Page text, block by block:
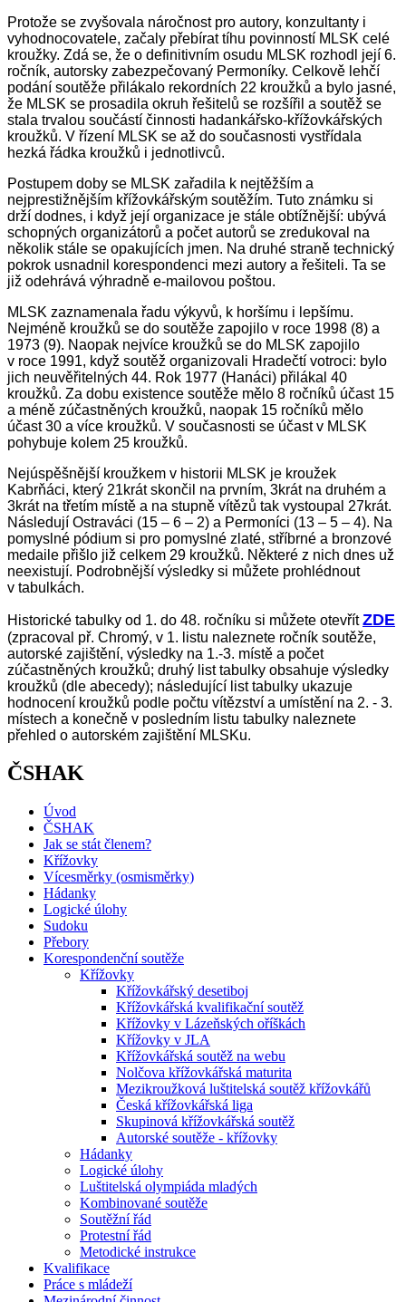
Protože se zvyšovala náročnost pro autory, konzultanty i
vyhodnocovatele, začaly přebírat tíhu povinností MLSK celé
kroužky. Zdá se, že o definitivním osudu MLSK rozhodl její 6.
ročník, autorsky zabezpečovaný Permoníky. Celkově lehčí
podání soutěže přilákalo rekordních 22 kroužků a bylo jasné,
že MLSK se prosadila okruh řešitelů se rozšířil a soutěž se
stala trvalou součástí činnosti hadankářsko-křížovkářských
kroužků. V řízení MLSK se až do současnosti vystřídala
hezká řádka kroužků i jednotlivců.
Postupem doby se MLSK zařadila k nejtěžším a
nejprestižnějším křížovkářským soutěžím. Tuto známku si
drží dodnes, i když její organizace je stále obtížnější: ubývá
schopných organizátorů a počet autorů se zredukoval na
několik stále se opakujících jmen. Na druhé straně technický
pokrok usnadnil korespondenci mezi autory a řešiteli. Ta se
již odehrává výhradně e-mailovou poštou.
MLSK zaznamenala řadu výkyvů, k horšímu i lepšímu.
Nejméně kroužků se do soutěže zapojilo v roce 1998 (8) a
1973 (9). Naopak nejvíce kroužků se do MLSK zapojilo
v roce 1991, když soutěž organizovali Hradečtí votroci: bylo
jich neuvěřitelných 44. Rok 1977 (Hanáci) přilákal 40
kroužků. Za dobu existence soutěže mělo 8 ročníků účast 15
a méně zúčastněných kroužků, naopak 15 ročníků mělo
účast 30 a více kroužků. V současnosti se účast v MLSK
pohybuje kolem 25 kroužků.
Nejúspěšnější kroužkem v historii MLSK je kroužek
Kabrňáci, který 21krát skončil na prvním, 3krát na druhém a
3krát na třetím místě a na stupně vítězů tak vystoupal 27krát.
Následují Ostraváci (15 – 6 – 2) a Permoníci (13 – 5 – 4). Na
pomyslné pódium si pro pomyslné zlaté, stříbrné a bronzové
medaile přišlo již celkem 29 kroužků. Některé z nich dnes už
neexistují. Podrobnější výsledky si můžete prohlédnout
v tabulkách.
Historické tabulky od 1. do 48. ročníku si můžete otevřítZDE
(zpracoval př. Chromý, v 1. listu naleznete ročník soutěže,
autorské zajištění, výsledky na 1.-3. místě a počet
zúčastněných kroužků; druhý list tabulky obsahuje výsledky
kroužků (dle abecedy); následující list tabulky ukazuje
hodnocení kroužků podle počtu vítězství a umístění na 2. - 3.
místech a konečně v posledním listu tabulky naleznete
přehled o autorském zajištění MLSKu.
ČSHAK
Úvod
ČSHAK
Jak se stát členem?
Křížovky
Vícesměrky (osmisměrky)
Hádanky
Logické úlohy
Sudoku
Přebory
Korespondenční soutěže
Křížovky
Křížovkářský desetiboj
Křížovkářská kvalifikační soutěž
Křížovky v Lázeňských oříškách
Křížovky v JLA
Křížovkářská soutěž na webu
Nolčova křížovkářská maturita
Mezikroužková luštitelská soutěž křížovkářů
Česká křížovkářská liga
Skupinová křížovkářská soutěž
Autorské soutěže - křížovky
Hádanky
Logické úlohy
Luštitelská olympiáda mladých
Kombinované soutěže
Soutěžní řád
Protestní řád
Metodické instrukce
Kvalifikace
Práce s mládeží